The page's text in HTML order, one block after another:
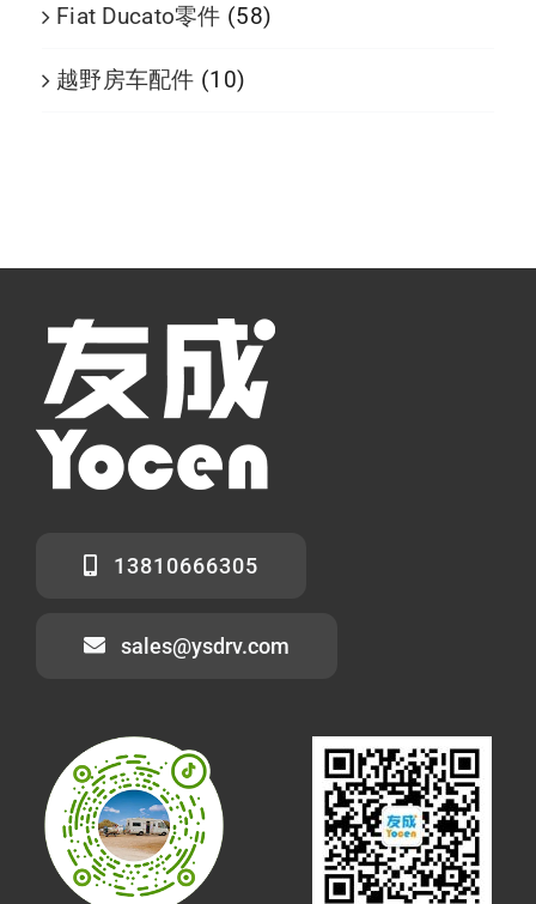
Fiat Ducato零件 (58)
越野房车配件 (10)
13810666305
sales@ysdrv.com